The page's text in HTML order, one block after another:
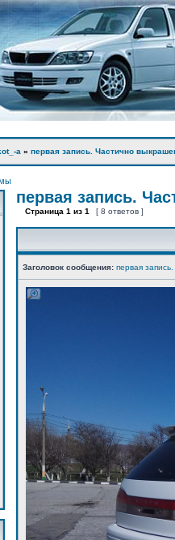
а » первая запись. Частично
первая запись.
Страница 1 из 1 [ 8 ответов ]
Заголовок сообщения: первая